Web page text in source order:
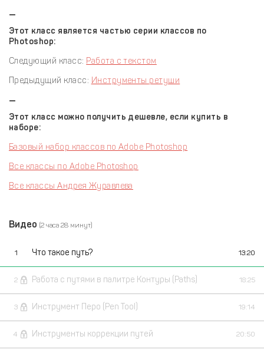
—
Этот класс является частью серии классов по
Photoshop:
Следующий класс: Работа с текстом
Предыдущий класс: Инструменты ретуши
—
Этот класс можно получить дешевле, если купить в
наборе:
Базовый набор классов по Adobe Photoshop
Все классы по Adobe Photoshop
Все классы Андрея Журавлева
Видео (2 часа 28 минут)
1 Что такое путь? 13:20
2 Работа с путями в палитре Контуры (Paths) 18:25
3 Инструмент Перо (Pen Tool) 19:14
4 Инструменты коррекции путей 20:50